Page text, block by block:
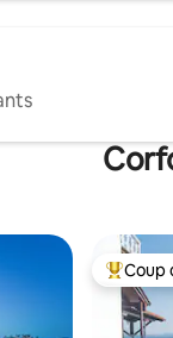
Coups
Coup